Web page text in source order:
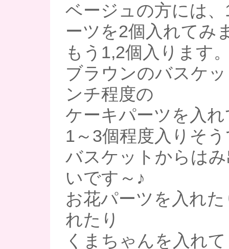
ベージュの方には
ーツを2個入れてみ
もう1,2個入ります
ブラウンのバスケ
ンチ程度の
ケーキパーツを入
1～3個程度入りそ
バスケットからは
いです～♪
お花パーツを入れ
れたり
くまちゃんを入れ